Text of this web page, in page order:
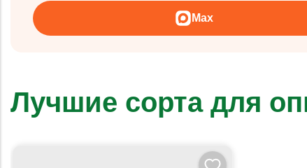
Max
Лучшие сорта для